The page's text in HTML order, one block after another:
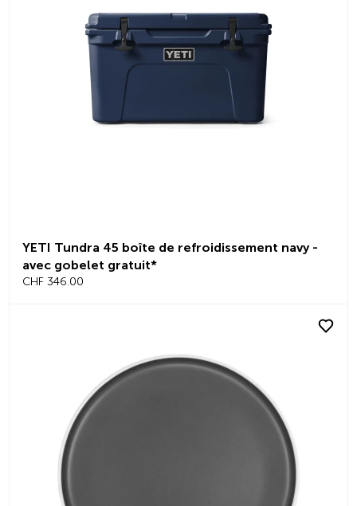
YETI Tundra 45 boîte de refroidissement navy -
avec gobelet gratuit*
CHF 346.00